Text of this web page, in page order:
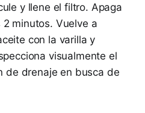
y llene el filtro. Apaga
minutos. Vuelve a
con la varilla y
visualmente el
de drenaje en busca de